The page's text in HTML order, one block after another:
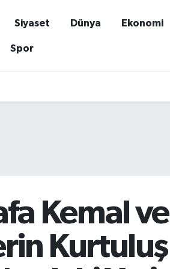
Siyaset Dünya Ekonomi
Spor
Kemal ve
Kurtuluş